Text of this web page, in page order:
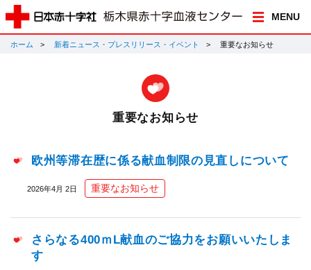
MENU
ホーム 新着ニュース・プレスリリース・イベント 重要なお知らせ
重要なお知らせ
欧州等滞在歴に係る献血制限の見直しについて
2026年4月 2日 重要なお知らせ
さらなる400ｍL献血のご協力をお願いいたしま
す